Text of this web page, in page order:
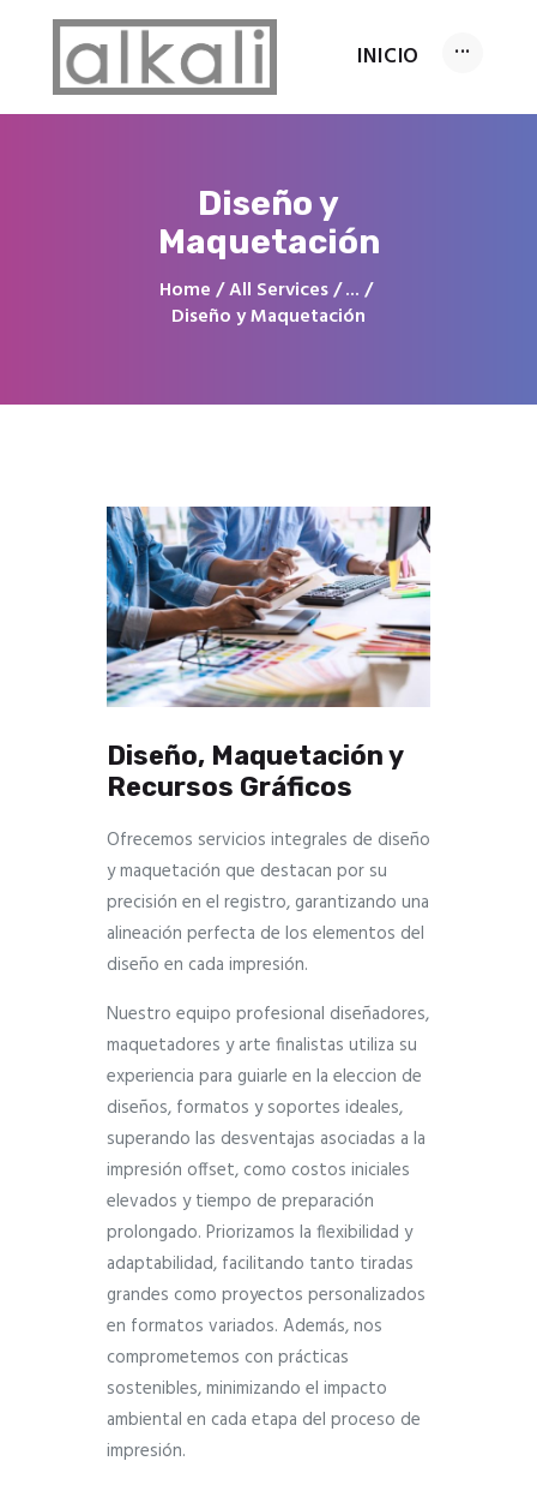
INICIO
Diseño y
Maquetación
Home All Services ...
Diseño y Maquetación
Servicios
Conócenos
FAQ’s
Contacto
Diseño, Maquetación y
Recursos Gráficos
Ofrecemos servicios integrales de diseño
y maquetación que destacan por su
precisión en el registro, garantizando una
alineación perfecta de los elementos del
diseño en cada impresión.
Nuestro equipo profesional diseñadores,
maquetadores y arte finalistas utiliza su
experiencia para guiarle en la eleccion de
diseños, formatos y soportes ideales,
superando las desventajas asociadas a la
impresión offset, como costos iniciales
elevados y tiempo de preparación
prolongado. Priorizamos la flexibilidad y
adaptabilidad, facilitando tanto tiradas
grandes como proyectos personalizados
en formatos variados. Además, nos
comprometemos con prácticas
sostenibles, minimizando el impacto
ambiental en cada etapa del proceso de
impresión.